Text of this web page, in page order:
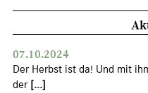
07.10.2024
Der Herbst ist da! Und mit
der [...]